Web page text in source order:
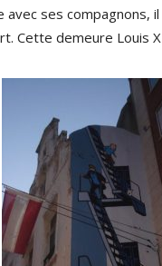
avec ses
Cette demeure Louis